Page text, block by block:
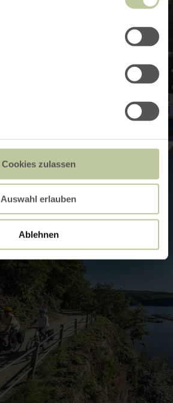
Cookies zulassen
Auswahl erlauben
Ablehnen